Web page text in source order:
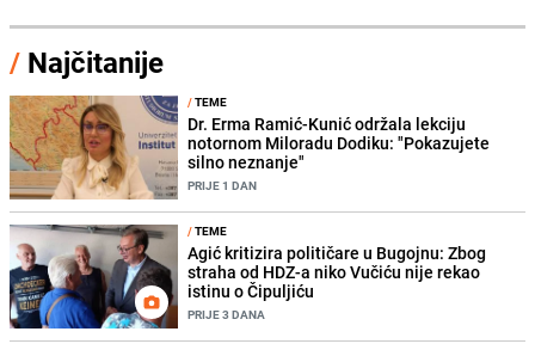
/ Najčitanije
/TEME
Dr. Erma Ramić-Kunić održala lekciju
notornom Miloradu Dodiku: "Pokazujete
silno neznanje"
PRIJE 1 DAN
/TEME
Agić kritizira političare u Bugojnu: Zbog
straha od HDZ-a niko Vučiću nije rekao
istinu o Čipuljiću
PRIJE 3 DANA